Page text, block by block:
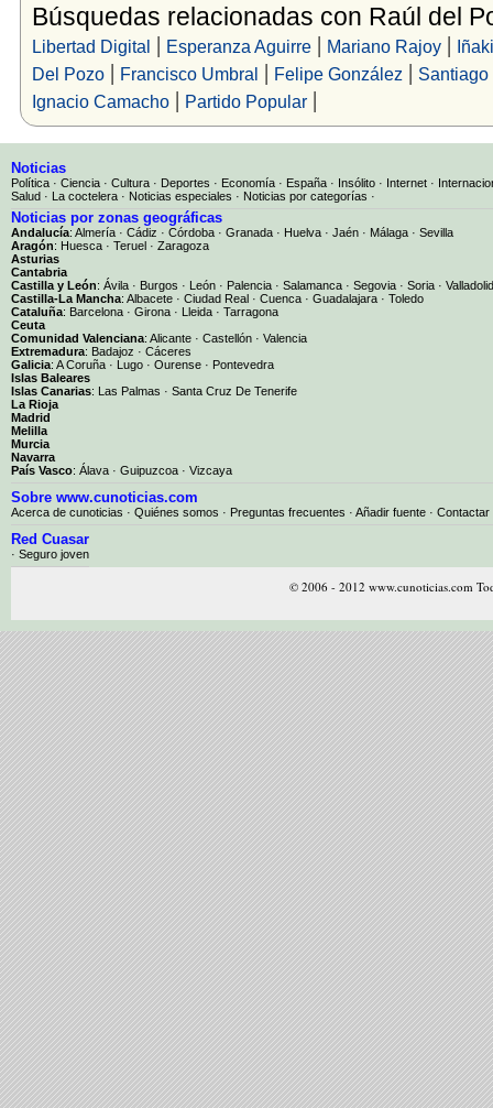
Búsquedas relacionadas con Raúl del
Libertad Digital | Esperanza Aguirre| Mariano Rajoy|
Del Pozo| Francisco Umbral | Felipe González |
Ignacio Camacho| Partido Popular|
Noticias
Política · Ciencia · Cultura · Deportes · Economía · España · Insólito · Internet ·
Salud · La coctelera · Noticias especiales · Noticias por categorías ·
Noticias por zonas geográficas
Andalucía: Almería · Cádiz · Córdoba · Granada · Huelva · Jaén · Málaga · Sevilla
Aragón: Huesca · Teruel · Zaragoza
Asturias
Cantabria
Castilla y León: Ávila · Burgos · León · Palencia · Salamanca · Segovia · Soria · Valladolid
Castilla-La Mancha: Albacete · Ciudad Real · Cuenca · Guadalajara · Toledo
Cataluña: Barcelona · Girona · Lleida · Tarragona
Ceuta
Comunidad Valenciana: Alicante · Castellón · Valencia
Extremadura: Badajoz · Cáceres
Galicia: A Coruña · Lugo · Ourense · Pontevedra
Islas Baleares
Islas Canarias: Las Palmas · Santa Cruz De Tenerife
La Rioja
Madrid
Melilla
Murcia
Navarra
País Vasco: Álava · Guipuzcoa · Vizcaya
Sobre www.cunoticias.com
Acerca de cunoticias · Quiénes somos · Preguntas frecuentes · Añadir fuente · Contactar
Red Cuasar
· Seguro joven
© 2006 - 2012 www.cunoticias.com